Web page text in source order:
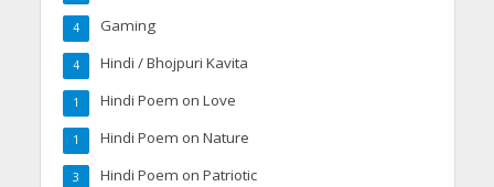
Gaming
4
Hindi / Bhojpuri Kavita
4
Hindi Poem on Love
1
Hindi Poem on Nature
1
Hindi Poem on Patriotic
3